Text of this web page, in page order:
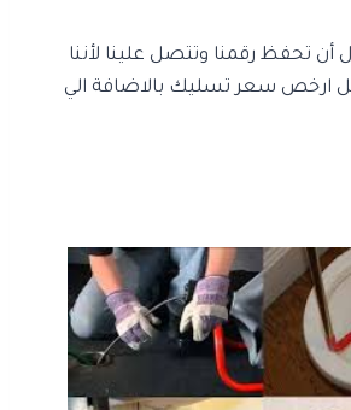
أن تحفظ رقمنا وتتصل علينا لأننا
ارخص سعر تسليك بالاضافة الي